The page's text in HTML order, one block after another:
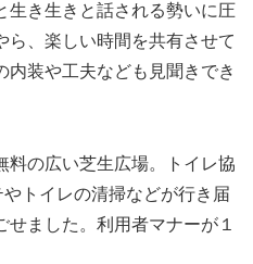
生き生きと話される勢いに圧
ら、楽しい時間を共有させて
内装や工夫なども見聞きでき
料の広い芝生広場。トイレ協
トイレの清掃などが行き届
ました。利用者マナーが１